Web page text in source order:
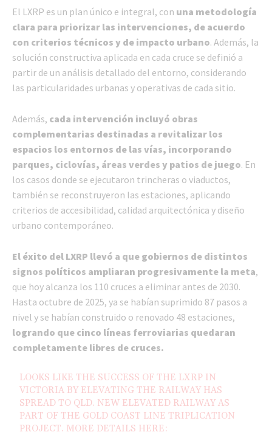
El LXRP es un plan único e integral, con una metodología
clara para priorizar las intervenciones, de acuerdo
con criterios técnicos y de impacto urbano. Además, la
solución constructiva aplicada en cada cruce se definió a
partir de un análisis detallado del entorno, considerando
las particularidades urbanas y operativas de cada sitio.
Además, cada intervención incluyó obras
complementarias destinadas a revitalizar los
espacios los entornos de las vías, incorporando
parques, ciclovías, áreas verdes y patios de juego. En
los casos donde se ejecutaron trincheras o viaductos,
también se reconstruyeron las estaciones, aplicando
criterios de accesibilidad, calidad arquitectónica y diseño
urbano contemporáneo.
El éxito del LXRP llevó a que gobiernos de distintos
signos políticos ampliaran progresivamente la meta,
que hoy alcanza los 110 cruces a eliminar antes de 2030.
Hasta octubre de 2025, ya se habían suprimido 87 pasos a
nivel y se habían construido o renovado 48 estaciones,
logrando que cinco líneas ferroviarias quedaran
completamente libres de cruces.
LOOKS LIKE THE SUCCESS OF THE LXRP IN
VICTORIA BY ELEVATING THE RAILWAY HAS
SPREAD TO QLD. NEW ELEVATED RAILWAY AS
PART OF THE GOLD COAST LINE TRIPLICATION
PROJECT. MORE DETAILS HERE: